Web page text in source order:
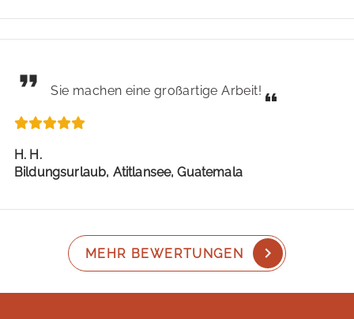
Sie machen eine großartige Arbeit!
H. H.
Bildungsurlaub, Atitlansee, Guatemala
MEHR BEWERTUNGEN